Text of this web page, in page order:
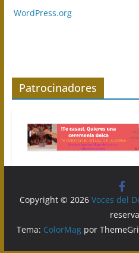
WordPress.org
Patrocinadores
Copyright © 2026Voces del
Tema: ColorMag por